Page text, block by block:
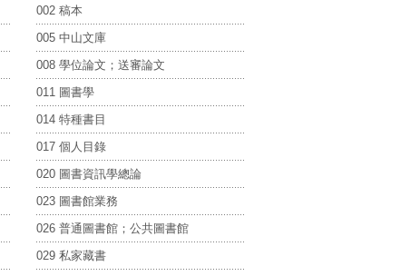
002 稿本
005 中山文庫
008 學位論文；送審論文
011 圖書學
014 特種書目
017 個人目錄
020 圖書資訊學總論
023 圖書館業務
026 普通圖書館；公共圖書館
029 私家藏書